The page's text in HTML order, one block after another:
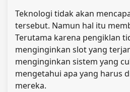
Teknologi tidak akan
tersebut. Namun hal itu
Terutama karena pengiklan
menginginkan slot yang
menginginkan sistem yang
mengetahui apa yang harus
mereka.